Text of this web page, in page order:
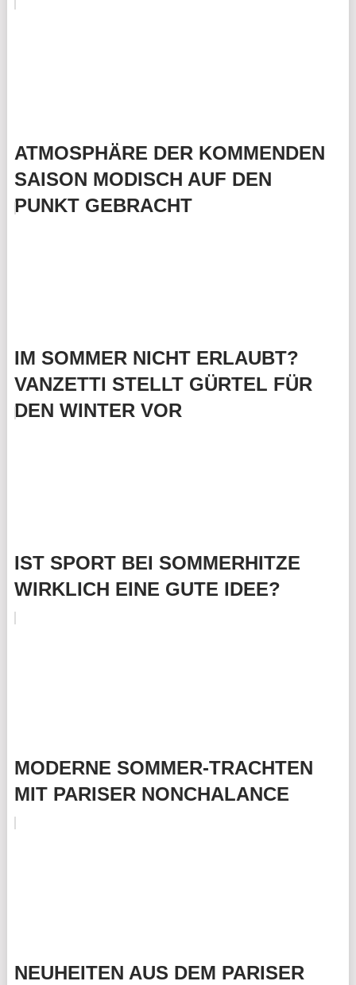
ATMOSPHÄRE DER KOMMENDEN
SAISON MODISCH AUF DEN
PUNKT GEBRACHT
IM SOMMER NICHT ERLAUBT?
VANZETTI STELLT GÜRTEL FÜR
DEN WINTER VOR
IST SPORT BEI SOMMERHITZE
WIRKLICH EINE GUTE IDEE?
MODERNE SOMMER-TRACHTEN
MIT PARISER NONCHALANCE
NEUHEITEN AUS DEM PARISER